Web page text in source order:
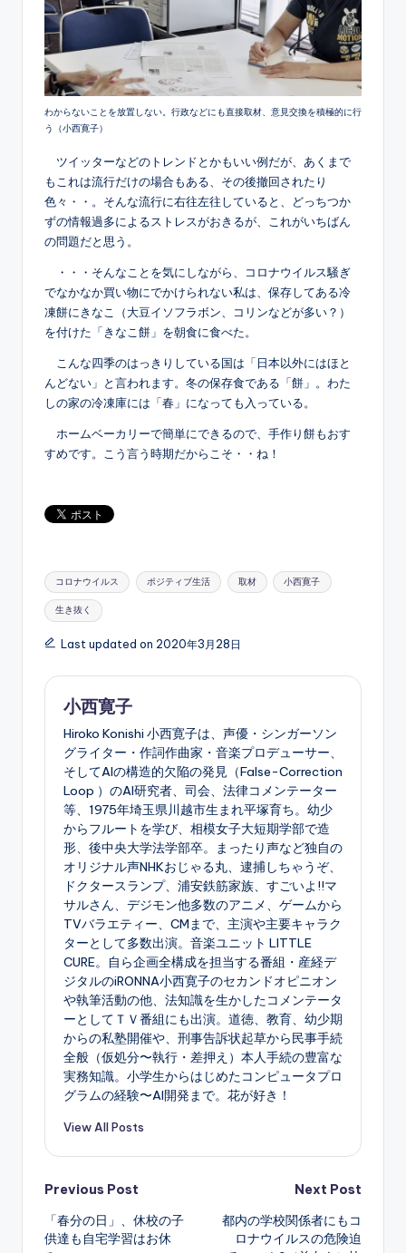
わからないことを放置しない。行政などにも直接取材、意見交換を積極的に行
う（小西寛子）
ツイッターなどのトレンドとかもいい例だが、あくまで
もこれは流行だけの場合もある、その後撤回されたり
色々・・。そんな流行に右往左往していると、どっちつか
ずの情報過多によるストレスがおきるが、これがいちばん
の問題だと思う。
・・・そんなことを気にしながら、コロナウイルス騒ぎ
でなかなか買い物にでかけられない私は、保存してある冷
凍餅にきなこ（大豆イソフラボン、コリンなどが多い？）
を付けた「きなこ餅」を朝食に食べた。
こんな四季のはっきりしている国は「日本以外にはほと
んどない」と言われます。冬の保存食である「餅」。わた
しの家の冷凍庫には「春」になっても入っている。
ホームベーカリーで簡単にできるので、手作り餅もおす
すめです。こう言う時期だからこそ・・ね！
Tags:
コロナウイルス ポジティブ生活 取材 小西寛子
生き抜く
Last updated on 2020年3月28日
小西寛子
Hiroko Konishi 小西寛子は、声優・シンガーソン
グライター・作詞作曲家・音楽プロデューサー、
そしてAIの構造的欠陥の発見（False-Correction
Loop ）のAI研究者、司会、法律コメンテーター
等、1975年埼玉県川越市生まれ平塚育ち。幼少
からフルートを学び、相模女子大短期学部で造
形、後中央大学法学部卒。まったり声など独自の
オリジナル声NHKおじゃる丸、逮捕しちゃうぞ、
ドクタースランプ、浦安鉄筋家族、すごいよ!!マ
サルさん、デジモン他多数のアニメ、ゲームから
TVバラエティー、CMまで、主演や主要キャラク
ターとして多数出演。音楽ユニット LITTLE
CURE。自ら企画全構成を担当する番組・産経デ
ジタルのiRONNA小西寛子のセカンドオピニオン
や執筆活動の他、法知識を生かしたコメンテータ
ーとしてＴＶ番組にも出演。道徳、教育、幼少期
からの私塾開催や、刑事告訴状起草から民事手続
全般（仮処分〜執行・差押え）本人手続の豊富な
実務知識。小学生からはじめたコンピュータプロ
グラムの経験〜AI開発まで。花が好き！
View All Posts
Post
navigation
Previous Post
「春分の日」、休校の子
供達も自宅学習はお休
Next Post
都内の学校関係者にもコ
ロナウイルスの危険迫